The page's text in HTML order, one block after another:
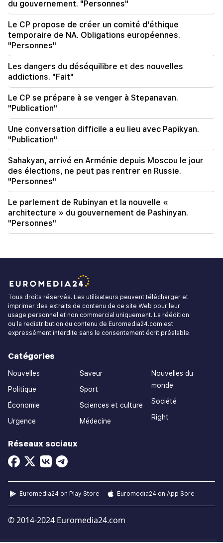
16:34
Nouveaux détails du combat à Dashtavan. Il y a
des arrestations
du gouvernement. "Personnes"
Le CP propose de créer un comité d'éthique
temporaire de NA. Obligations européennes.
"Personnes"
Les dangers du déséquilibre et des nouvelles
addictions. "Fait"
Le CP se prépare à se venger à Stepanavan.
"Publication"
Une conversation difficile a eu lieu avec Papikyan.
"Publication"
Sahakyan, arrivé en Arménie depuis Moscou le jour
des élections, ne peut pas rentrer en Russie.
"Personnes"
Le parlement de Rubinyan et la nouvelle «
architecture » du gouvernement de Pashinyan.
"Personnes"
Tous droits réservés. Les utilisateurs peuvent télécharger et
imprimer des extraits de contenu de ce site Web pour leur
usage personnel et non commercial uniquement. La réédition
ou la redistribution du contenu de Euromedia24.com est
expressément interdite sans le consentement écrit préalable.
Catégories
Nouvelles
Politique
Économie
Urgence
Saveur
Sport
Sciences et culture
Médecine
Nouvelles du
monde
Société
Right
Réseaux sociaux
© 2014-2024 Euromedia24.com
Euromedia24 on Play Store Euromedia24 on App Sore